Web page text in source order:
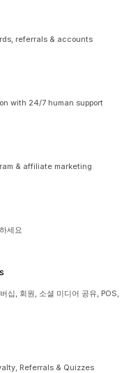
referrals & accounts
with 24/7 human support
& affiliate marketing
세요
십, 회원, 소셜 미디어 공유, POS,
Referrals & Quizzes